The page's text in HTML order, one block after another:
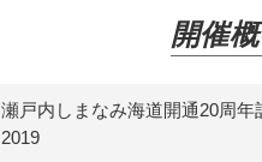
開催
瀬戸内しまなみ海道開通20周
2019